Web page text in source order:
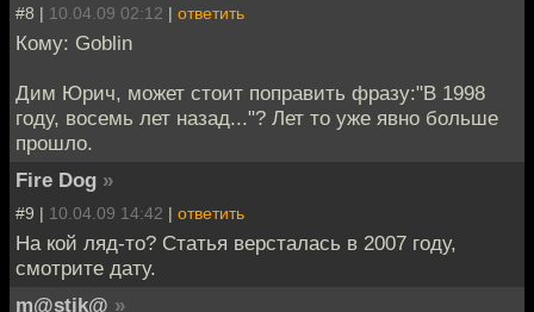
#8 | 10.04.09 02:12 | ответить
Кому: Goblin
Дим Юрич, может стоит поправить фразу:"В 1998
году, восемь лет назад..."? Лет то уже явно больше
прошло.
Fire Dog »
#9 | 10.04.09 14:42 | ответить
На кой ляд-то? Статья версталась в 2007 году,
смотрите дату.
m@stik@ »